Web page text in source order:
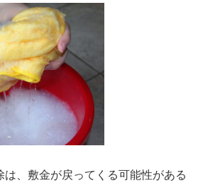
は、敷金が戻ってくる可能性がある